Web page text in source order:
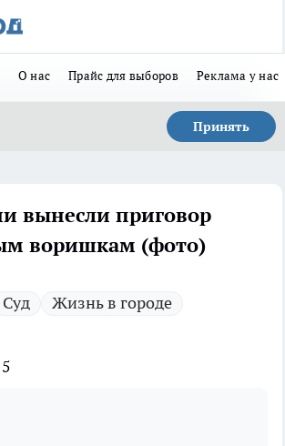
О нас Прайс для выборов Реклама у нас
Принять
вынесли приговор
воришкам (фото)
Суд Жизнь в городе